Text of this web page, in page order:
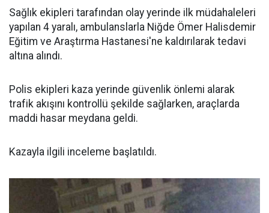
Sağlık ekipleri tarafından olay yerinde ilk müdahaleleri
yapılan 4 yaralı, ambulanslarla Niğde Ömer Halisdemir
Eğitim ve Araştırma Hastanesi'ne kaldırılarak tedavi
altına alındı.
Polis ekipleri kaza yerinde güvenlik önlemi alarak
trafik akışını kontrollü şekilde sağlarken, araçlarda
maddi hasar meydana geldi.
Kazayla ilgili inceleme başlatıldı.